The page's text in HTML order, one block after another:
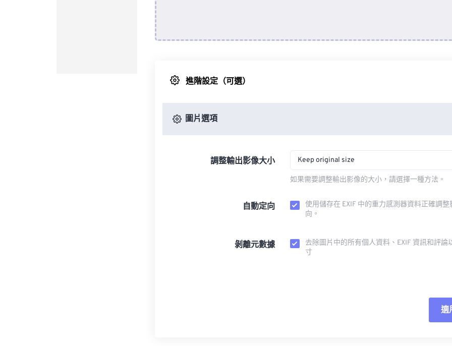
進階設定（可選）
圖片選項
調整輸出影像大小 Keep original size
如果需要調整輸出影像的大小，請選擇一種方法。
自動定向
使用儲存在 EXIF 中的重力感測器資料正確調整
向。
剝離元數據
去除圖片中的所有個人資料、EXIF 資訊和評論
寸
適